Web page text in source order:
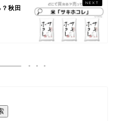
秋田